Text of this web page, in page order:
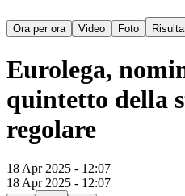
Ora per ora Video Foto
Eurolega,
quintetto della
regolare
18 Apr 2025 - 12:07
18 Apr 2025 - 12:07